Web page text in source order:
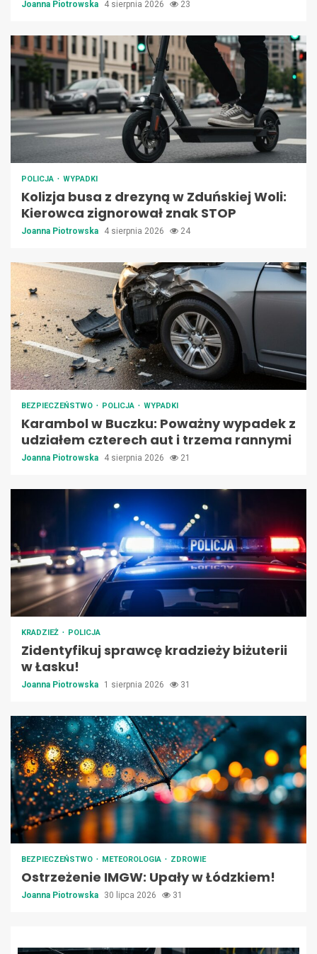
Joanna Piotrowska 4 sierpnia 2026 23
POLICJA WYPADKI
Kolizja busa z drezyną w Zduńskiej Woli:
Kierowca zignorował znak STOP
Joanna Piotrowska 4 sierpnia 2026 24
BEZPIECZEŃSTWO POLICJA WYPADKI
Karambol w Buczku: Poważny wypadek z
udziałem czterech aut i trzema rannymi
Joanna Piotrowska 4 sierpnia 2026 21
KRADZIEŻ POLICJA
Zidentyfikuj sprawcę kradzieży biżuterii
w Łasku!
Joanna Piotrowska 1 sierpnia 2026 31
BEZPIECZEŃSTWO METEOROLOGIA ZDROWIE
Ostrzeżenie IMGW: Upały w Łódzkiem!
Joanna Piotrowska 30 lipca 2026 31